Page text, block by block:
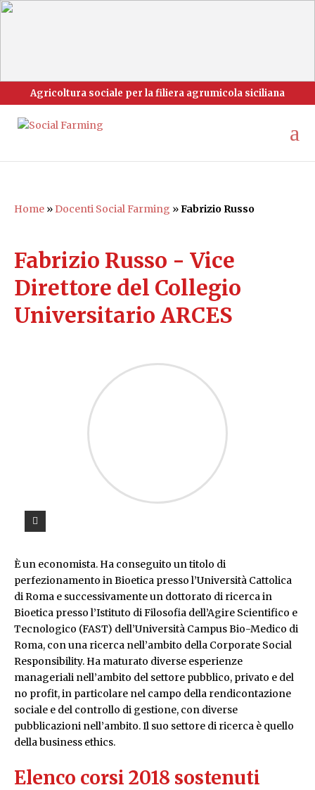
Agricoltura sociale per la filiera agrumicola siciliana
Home » Docenti Social Farming »Fabrizio Russo
Fabrizio Russo - Vice
Direttore del Collegio
Universitario ARCES
È un economista. Ha conseguito un titolo di
perfezionamento in Bioetica presso l’Università Cattolica
di Roma e successivamente un dottorato di ricerca in
Bioetica presso l’Istituto di Filosofia dell’Agire Scientifico e
Tecnologico (FAST) dell’Università Campus Bio-Medico di
Roma, con una ricerca nell’ambito della Corporate Social
Responsibility. Ha maturato diverse esperienze
manageriali nell’ambito del settore pubblico, privato e del
no profit, in particolare nel campo della rendicontazione
sociale e del controllo di gestione, con diverse
pubblicazioni nell’ambito. Il suo settore di ricerca è quello
della business ethics.
Elenco corsi 2018 sostenuti